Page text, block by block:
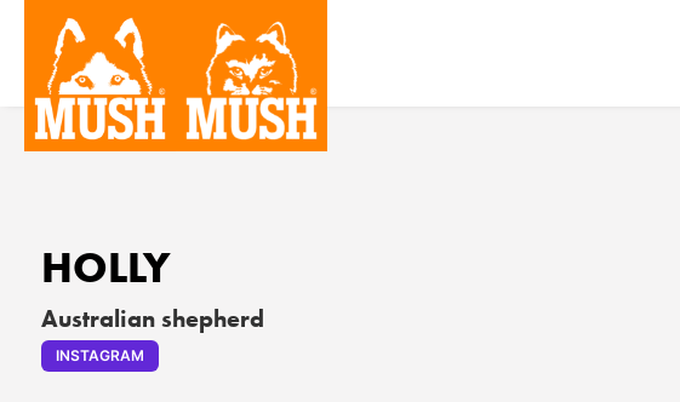
HOLLY
Australian shepherd
INSTAGRAM